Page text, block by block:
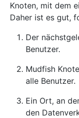
Knoten, mit dem
Daher ist es gut,
Der
Benutzer.
Mudfish
alle Benutzer.
Ein Ort, an
den